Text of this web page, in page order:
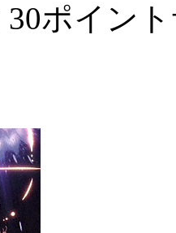
30ポイン